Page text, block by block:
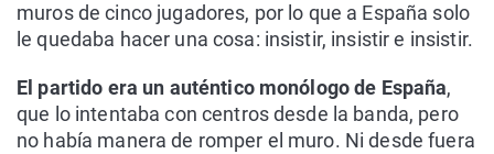
muros de cinco jugadores, por lo que a España solo
le quedaba hacer una cosa: insistir, insistir e insistir.
El partido era un auténtico monólogo de España,
que lo intentaba con centros desde la banda, pero
no había manera de romper el muro. Ni desde fuera